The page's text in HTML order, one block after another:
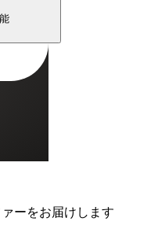
ーをお届けします